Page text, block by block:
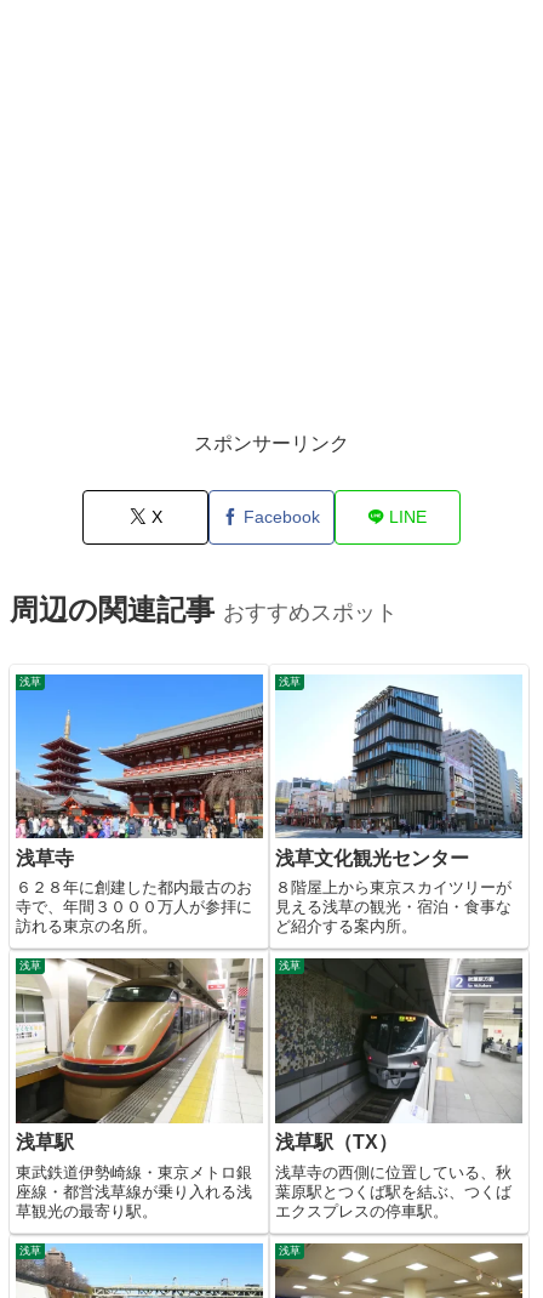
スポンサーリンク
X Facebook LINE
周辺の関連記事 おすすめスポット
浅草
浅草寺
６２８年に創建した都内最古のお
寺で、年間３０００万人が参拝に
訪れる東京の名所。
浅草
浅草文化観光センター
８階屋上から東京スカイツリーが
見える浅草の観光・宿泊・食事な
ど紹介する案内所。
浅草
浅草駅
東武鉄道伊勢崎線・東京メトロ銀
座線・都営浅草線が乗り入れる浅
草観光の最寄り駅。
浅草
浅草駅（TX）
浅草寺の西側に位置している、秋
葉原駅とつくば駅を結ぶ、つくば
エクスプレスの停車駅。
浅草 浅草